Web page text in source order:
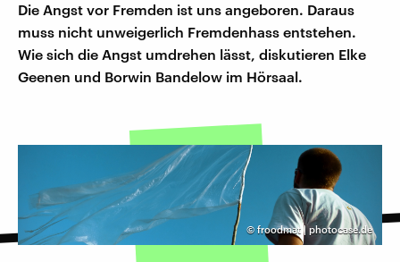
Die Angst vor Fremden ist uns angeboren. Daraus
muss nicht unweigerlich Fremdenhass entstehen.
Wie sich die Angst umdrehen lässt, diskutieren Elke
Geenen und Borwin Bandelow im Hörsaal.
© froodmat | photocase.de